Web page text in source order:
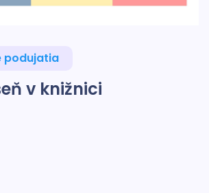
podujatia
v knižnici